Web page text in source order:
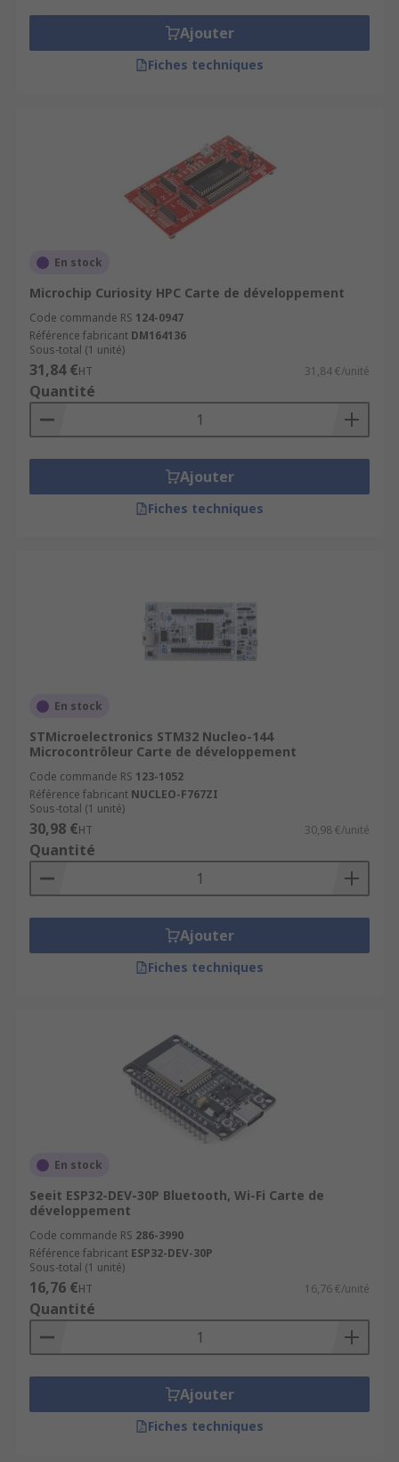
Ajouter
Fiches techniques
En stock
Microchip Curiosity HPC Carte de développement
Code commande RS 124-0947
Référence fabricant DM164136
Sous-total (1 unité)
31,84 €HT 31,84 €/unité
Quantité
Ajouter
Fiches techniques
En stock
STMicroelectronics STM32 Nucleo-144
Microcontrôleur Carte de développement
Code commande RS 123-1052
Référence fabricant NUCLEO-F767ZI
Sous-total (1 unité)
30,98 €HT 30,98 €/unité
Quantité
Ajouter
Fiches techniques
En stock
Seeit ESP32-DEV-30P Bluetooth, Wi-Fi Carte de
développement
Code commande RS 286-3990
Référence fabricant ESP32-DEV-30P
Sous-total (1 unité)
16,76 €HT 16,76 €/unité
Quantité
Ajouter
Fiches techniques